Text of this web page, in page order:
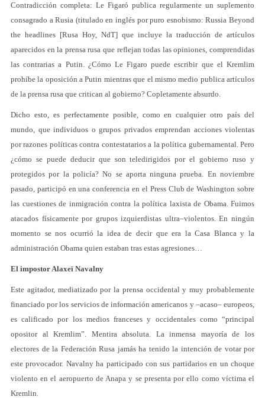
Contradicción completa: Le Figaró publica regularmente un suplemento
consagrado a Rusia (titulado en inglés por puro esnobismo: Russia Beyond
the headlines [Rusa Hoy, NdT] que incluye la traducción de artículos
aparecidos en la prensa rusa que reflejan todas las opiniones, comprendidas
las contrarias a Putin. ¿Cómo Le Figaro puede escribir que el Kremlim
prohíbe la oposición a Putin mientras que el mismo medio publica artículos
de la prensa rusa que critican al gobierno? Copletamente absurdo.
Dicho esto, es perfectamente posible, como en cualquier otro país del
mundo, que individuos o grupos privados emprendan acciones violentas
por razones políticas contra contestatarios a la política gubernamental. Pero
¿cómo se puede deducir que son teledirigidos por el gobierno ruso y
protegidos por la policía? No se aporta ninguna prueba. En noviembre
pasado, participó en una conferencia en el Press Club de Washington sobre
las cuestiones de inmigración contra la política laxista de Obama. Fuimos
atacados físicamente por grupos izquierdistas ultra–violentos. En ningún
momento se nos ocurrió la idea de decir que era la Casa Blanca y la
administración Obama quien estaban tras estas agresiones…
El impostor Alaxeï Navalny
Este agitador, mediatizado por la prensa occidental y muy probablemente
financiado por los servicios de información americanos y –acaso– europeos,
es calificado por los medios franceses y occidentales como “principal
opositor al Kremlim”. Mentira absoluta. La inmensa mayoría de los
electores de la Federación Rusa jamás ha tenido la intención de votar por
este provocador. Navalny ha participado con sus partidarios en un choque
violento en el aeropuerto de Anapa y se presenta por ello como víctima el
Kremlin.